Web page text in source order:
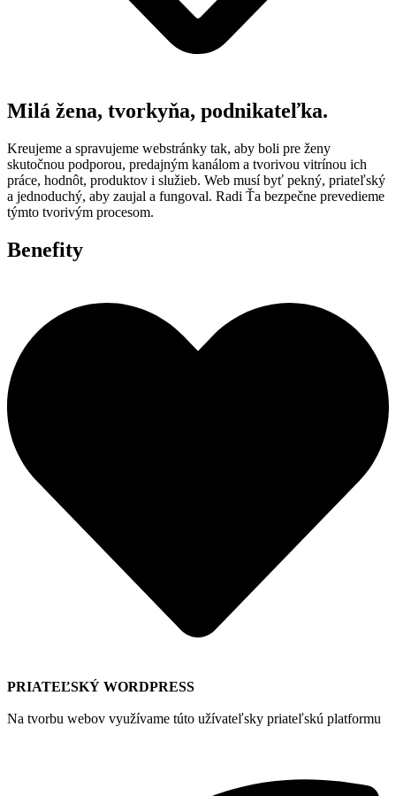
Milá žena, tvorkyňa, podnikateľka.
Kreujeme a spravujeme webstránky tak, aby boli pre ženy
skutočnou podporou, predajným kanálom a tvorivou vitrínou ich
práce, hodnôt, produktov i služieb. Web musí byť pekný, priateľský
a jednoduchý, aby zaujal a fungoval. Radi Ťa bezpečne prevedieme
týmto tvorivým procesom.
Benefity
PRIATEĽSKÝ WORDPRESS
Na tvorbu webov využívame túto užívateľsky priateľskú platformu